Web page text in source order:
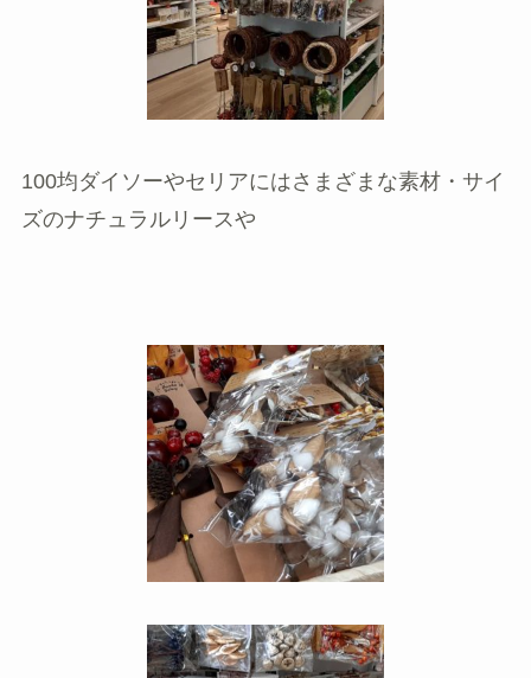
100均ダイソーやセリアにはさまざまな素材・サイ
ズのナチュラルリースや